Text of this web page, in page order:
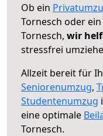
Ob ein
Tornesch oder
Tornesch, wir
stressfrei
Allzeit bereit für
Seniorenumzug,
Studentenumzug
eine optimale
Tornesch.